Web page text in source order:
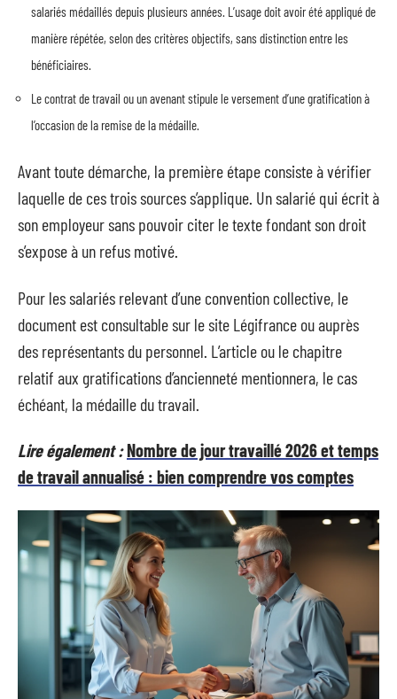
salariés médaillés depuis plusieurs années. L’usage doit avoir été appliqué de
manière répétée, selon des critères objectifs, sans distinction entre les
bénéficiaires.
Le contrat de travail ou un avenant stipule le versement d’une gratification à
l’occasion de la remise de la médaille.
Avant toute démarche, la première étape consiste à vérifier
laquelle de ces trois sources s’applique. Un salarié qui écrit à
son employeur sans pouvoir citer le texte fondant son droit
s’expose à un refus motivé.
Pour les salariés relevant d’une convention collective, le
document est consultable sur le site Légifrance ou auprès
des représentants du personnel. L’article ou le chapitre
relatif aux gratifications d’ancienneté mentionnera, le cas
échéant, la médaille du travail.
Lire également :Nombre de jour travaillé 2026 et temps
de travail annualisé : bien comprendre vos comptes